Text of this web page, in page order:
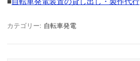
カテゴリー: 自転車発電